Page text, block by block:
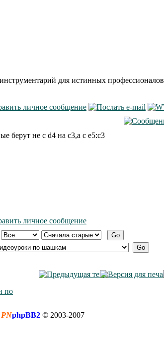
для истинных профессионалов
берут не с d4 на с3,а с e5:c3
по
PNphpBB2 © 2003-2007